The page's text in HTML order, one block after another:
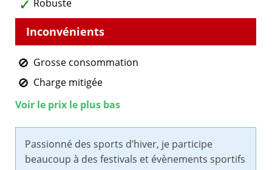
Robuste
Grosse consommation
Charge mitigée
Voir le prix le plus bas
Passionné des sports d’hiver, je participe
beaucoup à des festivals et évènements sportifs